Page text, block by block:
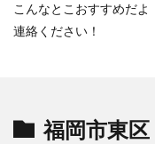
こんなとこおすすめだ
連絡ください！
福岡市東区